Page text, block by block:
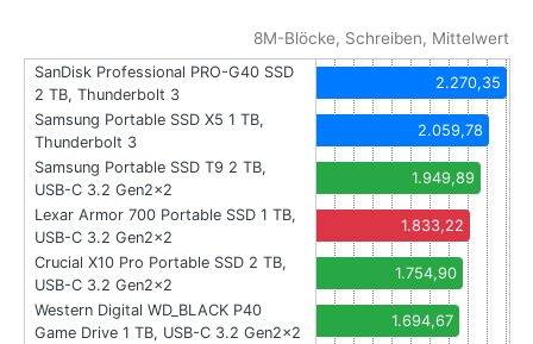
8M-Blöcke, Schreiben, Mittelwert
SanDisk Professional PRO-G40 SSD
2 TB, Thunderbolt 3
2.270,35
Samsung Portable SSD X5 1 TB,
Thunderbolt 3
2.059,78
Samsung Portable SSD T9 2 TB,
USB-C 3.2 Gen2x2
1.949,89
Lexar Armor 700 Portable SSD 1 TB,
USB-C 3.2 Gen2x2
1.833,22
Crucial X10 Pro Portable SSD 2 TB,
USB-C 3.2 Gen2x2
1.754,90
Western Digital WD_BLACK P40
Game Drive 1 TB, USB-C 3.2 Gen2x2
1.694,67